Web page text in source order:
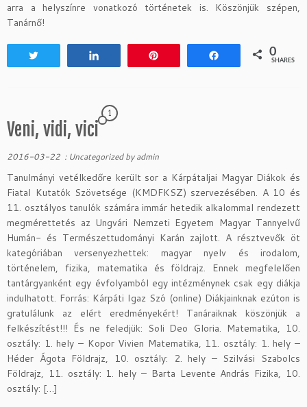
arra a helyszínre vonatkozó történetek is. Köszönjük szépen,
Tanárnő!
0
SHARES
Veni, vidi, vici
1
2016-03-22 : Uncategorizedbyadmin
Tanulmányi vetélkedőre került sor a Kárpátaljai Magyar Diákok és
Fiatal Kutatók Szövetsége (KMDFKSZ) szervezésében. A 10 és
11. osztályos tanulók számára immár hetedik alkalommal rendezett
megmérettetés az Ungvári Nemzeti Egyetem Magyar Tannyelvű
Humán- és Természettudományi Karán zajlott. A résztvevők öt
kategóriában versenyezhettek: magyar nyelv és irodalom,
történelem, fizika, matematika és földrajz. Ennek megfelelően
tantárgyanként egy évfolyamból egy intézménynek csak egy diákja
indulhatott. Forrás: Kárpáti Igaz Szó (online) Diákjainknak ezúton is
gratulálunk az elért eredményekért! Tanáraiknak köszönjük a
felkészítést!!! És ne feledjük: Soli Deo Gloria. Matematika, 10.
osztály: 1. hely – Kopor Vivien Matematika, 11. osztály: 1. hely –
Héder Ágota Földrajz, 10. osztály: 2. hely – Szilvási Szabolcs
Földrajz, 11. osztály: 1. hely – Barta Levente András Fizika, 10.
osztály: […]